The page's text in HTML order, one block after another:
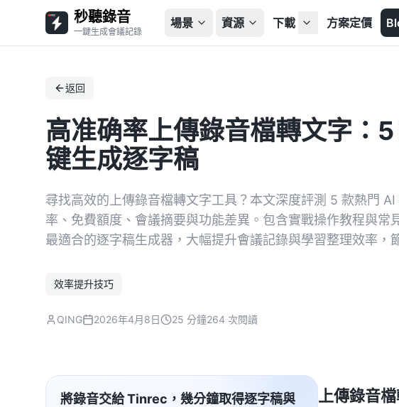
秒聽錄音
一鍵生成會議記錄
場景 資源 下載 方案定價
返回
高准确率上傳錄音檔轉文字：
键生成逐字稿
尋找高效的上傳錄音檔轉文字工具？本文深度評測 5 款熱門
率、免費額度、會議摘要與功能差異。包含實戰操作教程與常
最適合的逐字稿生成器，大幅提升會議記錄與學習整理效率，
效率提升技巧
QING 2026年4月8日 25 分鐘264 次閱讀
將錄音交給 Tinrec，幾分鐘取得逐字稿與
上傳錄音